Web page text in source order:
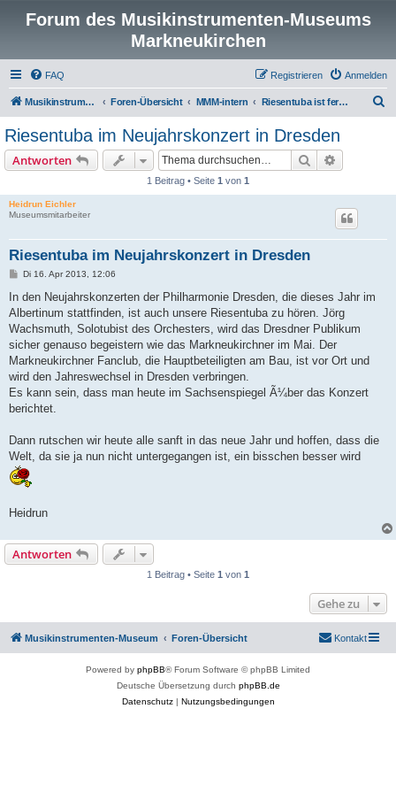
Forum des Musikinstrumenten-Museums
Markneukirchen
FAQ Anmelden
Registrieren
Musikinstrumenten-Museum Foren-Übersicht MMM-intern Riesentuba ist fertig und zu besichtigen
Riesentuba im Neujahrskonzert in Dresden
Antworten Suche
1 Beitrag • Seite 1 von 1
Heidrun Eichler
Museumsmitarbeiter
Riesentuba im Neujahrskonzert in Dresden
B
r
a
Di 16. Apr 2013, 12:06
In den Neujahrskonzerten der Philharmonie Dresden, die dieses Jahr im
Albertinum stattfinden, ist auch unsere Riesentuba zu hören. Jörg
Wachsmuth, Solotubist des Orchesters, wird das Dresdner Publikum
sicher genauso begeistern wie das Markneukirchner im Mai. Der
Markneukirchner Fanclub, die Hauptbeteiligten am Bau, ist vor Ort und
wird den Jahreswechsel in Dresden verbringen.
Es kann sein, dass man heute im Sachsenspiegel Ã¼ber das Konzert
berichtet.
Dann rutschen wir heute alle sanft in das neue Jahr und hoffen, dass die
Welt, da sie ja nun nicht untergegangen ist, ein bisschen besser wird
Heidrun
Antworten
1 Beitrag • Seite 1 von 1
Gehe zu
Musikinstrumenten-Museum Foren-Übersicht Kontakt
Powered by phpBB® Forum Software © phpBB Limited
Deutsche Übersetzung durch phpBB.de
Datenschutz| Nutzungsbedingungen